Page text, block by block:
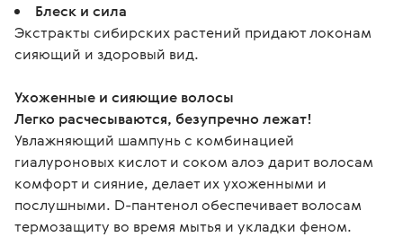
Блеск и сила
Экстракты сибирских растений придают локонам
сияющий и здоровый вид.
Ухоженные и сияющие волосы
Легко расчесываются, безупречно лежат!
Увлажняющий шампунь с комбинацией
гиалуроновых кислот и соком алоэ дарит волосам
комфорт и сияние, делает их ухоженными и
послушными. D-пантенол обеспечивает волосам
термозащиту во время мытья и укладки феном.